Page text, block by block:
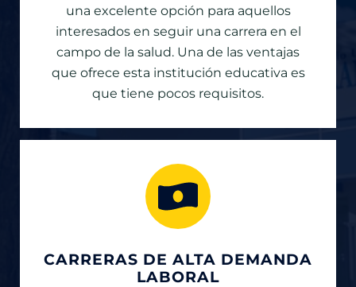
una excelente opción para aquellos
interesados en seguir una carrera en el
campo de la salud. Una de las ventajas
que ofrece esta institución educativa es
que tiene pocos requisitos.
CARRERAS DE ALTA DEMANDA
LABORAL